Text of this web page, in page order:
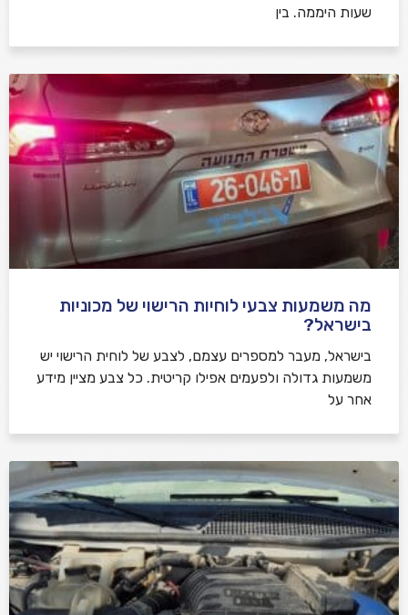
שעות היממה. בין
מה משמעות צבעי לוחיות הרישוי של מכוניות
בישראל?
בישראל, מעבר למספרים עצמם, לצבע של לוחית הרישוי יש
משמעות גדולה ולפעמים אפילו קריטית. כל צבע מציין מידע
אחר על